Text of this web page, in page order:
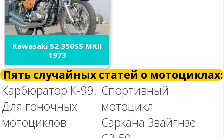
Kawasaki S2 350SS MKII
1973
Пять случайных статей о мотоциклах:
Карбюратор К-99.
Для гоночных
мотоциклов
Спортивный
мотоцикл
Саркана Звайгнзе